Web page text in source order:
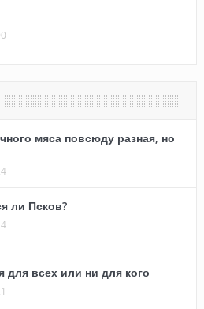
мяса повсюду разная, но
ли Псков?
для всех или ни для кого